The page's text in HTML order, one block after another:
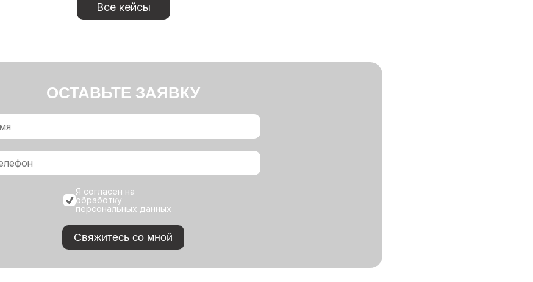
Все кейсы
ОСТАВЬТЕ ЗАЯВКУ
Я согласен на
обработку
персональных данных
Свяжитесь со мной